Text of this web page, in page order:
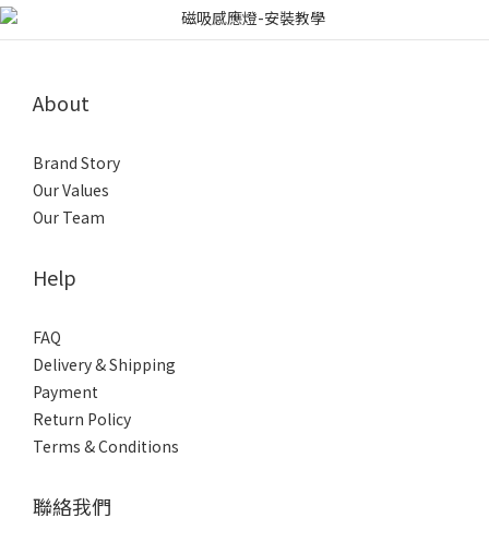
About
Brand Story
Our Values
Our Team
Help
FAQ
Delivery & Shipping
Payment
Return Policy
Terms & Conditions
聯絡我們